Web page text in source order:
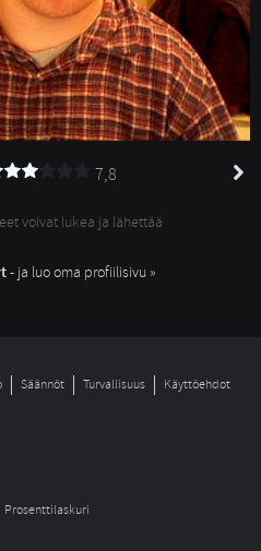
7,8
voivat lukea ja lähettää
- ja luo oma profiilisivu »
Säännöt Turvallisuus
Käyttöehdot
Prosenttilaskuri